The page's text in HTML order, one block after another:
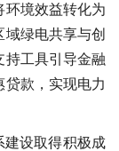
环境效益转化为
绿电共享与创
持工具引导金融
款，实现电力
建设取得积极成